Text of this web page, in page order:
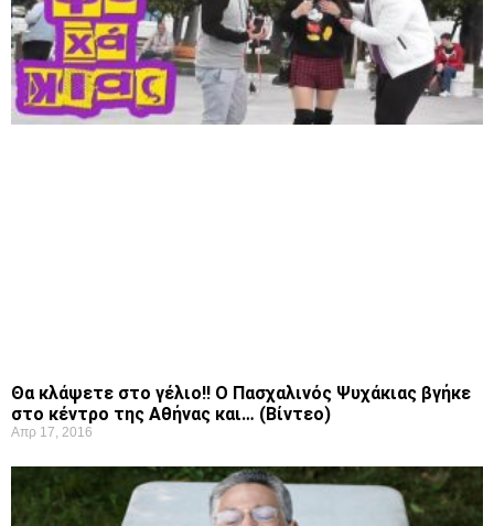
Θα κλάψετε στο γέλιο!! Ο Πασχαλινός Ψυχάκιας βγήκε
στο κέντρο της Αθήνας και… (Βίντεο)
Απρ 17, 2016